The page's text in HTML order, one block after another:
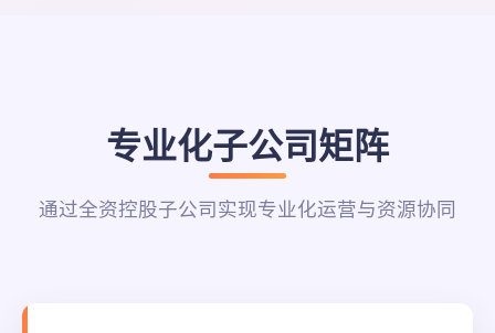
专业化子公司矩阵
通过全资控股子公司实现专业化运营与资源协同